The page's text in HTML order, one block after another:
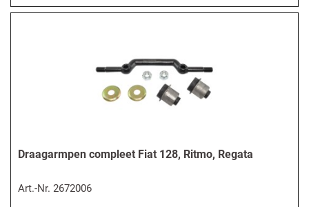
Draagarmpen compleet Fiat 128, Ritmo, Regata
Art.-Nr.2672006